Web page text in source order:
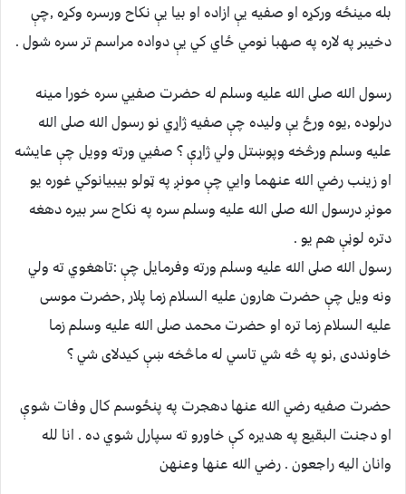
بله مينځه وركړه او صفيه يې ازاده او بيا يې نكاح ورسره وكړه ,چې
دخيبر په لاره په صهبا نومي ځاي كي يې دواده مراسم تر سره شول .
رسول الله صلى الله عليه وسلم له حضرت صفيي سره خورا مينه
درلوده ,يوه ورځ يې وليده چې صفيه ژاړي نو رسول الله صلى الله
عليه وسلم ورڅخه وپوښتل ولي ژاړې ؟ صفيي ورته وويل چې عايشه
او زينب رضي الله عنهما وايي چې مونږ په ټولو بيبيانوكي غوره يو
مونږ درسول الله صلى الله عليه وسلم سره په نكاح سر بيره دهغه
دتره لوڼې هم يو .
رسول الله صلى الله عليه وسلم ورته وفرمايل چې :تاهغوي ته ولي
ونه ويل چې حضرت هارون عليه السلام زما پلار ,حضرت موسى
عليه السلام زما تره او حضرت محمد صلى الله عليه وسلم زما
خاونددى ,نو په څه شي تاسي له ماڅخه ښې كيدلای شي ؟
حضرت صفيه رضي الله عنها دهجرت په پنځوسم كال وفات شوې
او دجنت البقيع په هديره كې خاورو ته سپارل شوي ده . انا لله
وانان اليه راجعون . رضي الله عنها وعنهن